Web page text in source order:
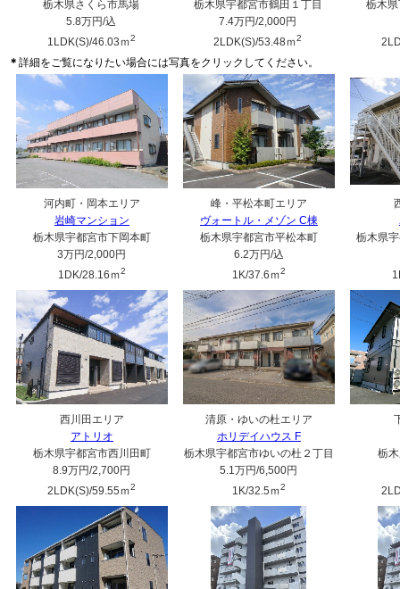
栃木県さくら市馬場
5.8万円/込
1LDK(S)/46.03ｍ2
栃木県宇都宮市鶴田１丁目
7.4万円/2,000円
2LDK(S)/53.48ｍ2
栃木
＊ 詳細をご覧になりたい場合には写真をクリックしてください。
河内町・岡本エリア
岩崎マンション
栃木県宇都宮市下岡本町
3万円/2,000円
1DK/28.16ｍ2
峰・平松本町エリア
ヴォートル・メゾン C棟
栃木県宇都宮市平松本町
6.2万円/込
1K/37.6ｍ2
栃木県
西川田エリア
アトリオ
栃木県宇都宮市西川田町
8.9万円/2,700円
2LDK(S)/59.55ｍ2
清原・ゆいの杜エリア
ホリデイハウス F
栃木県宇都宮市ゆいの杜２丁目
5.1万円/6,500円
1K/32.5ｍ2
栃